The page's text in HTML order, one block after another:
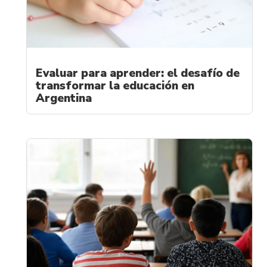
Evaluar para aprender: el desafío de
transformar la educación en
Argentina